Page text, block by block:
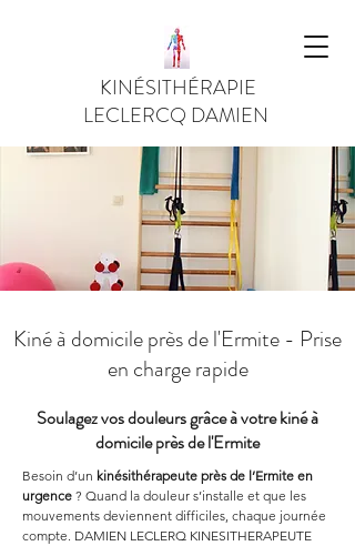
KINÉSITHÉRAPIE
LECLERCQ DAMIEN
Kiné à domicile près de l'Ermite - Prise
en charge rapide
Soulagez vos douleurs grâce à votre kiné à
domicile près de l'Ermite
Besoin d’un kinésithérapeute près de l’Ermite en
urgence ? Quand la douleur s’installe et que les
mouvements deviennent difficiles, chaque journée
compte. DAMIEN LECLERQ KINESITHERAPEUTE